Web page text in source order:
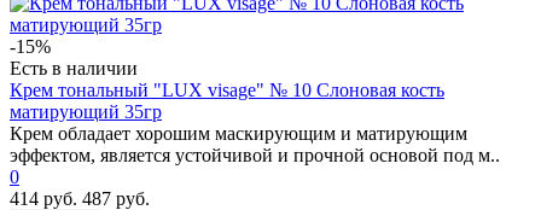
-15%
Есть в наличии
Крем тональный "LUX visage" № 10 Слоновая кость
матирующий 35гр
Крем обладает хорошим маскирующим и матирующим
эффектом, является устойчивой и прочной основой под м..
0
414 руб. 487 руб.